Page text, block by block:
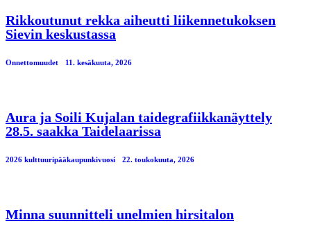
Rikkoutunut rekka aiheutti liikennetukoksen
Sievin keskustassa
Onnettomuudet 11. kesäkuuta, 2026
Aura ja Soili Kujalan taidegrafiikkanäyttely
28.5. saakka Taidelaarissa
2026 kulttuuripääkaupunkivuosi 22. toukokuuta, 2026
Minna suunnitteli unelmien hirsitalon